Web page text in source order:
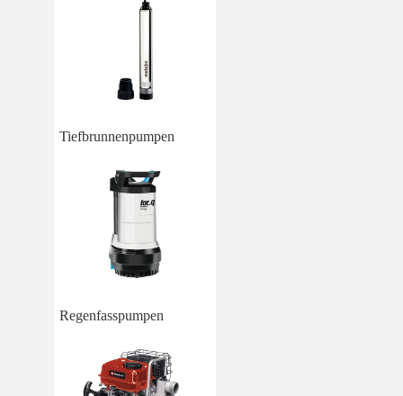
Tiefbrunnenpumpen
Regenfasspumpen